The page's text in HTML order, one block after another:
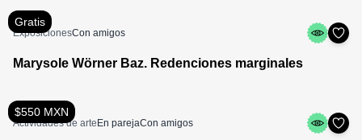
Gratis
ExposicionesCon amigos
Marysole Wörner Baz. Redenciones marginales
$550 MXN
Actividades de arte En parejaCon amigos